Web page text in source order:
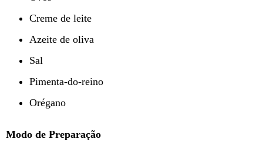
Creme de leite
Azeite de oliva
Sal
Pimenta-do-reino
Orégano
Modo de Preparação